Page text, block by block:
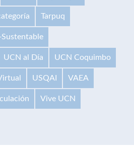
Tarpuq
UCN al Día UCN Coquimbo
USQAI VAEA
Vive UCN